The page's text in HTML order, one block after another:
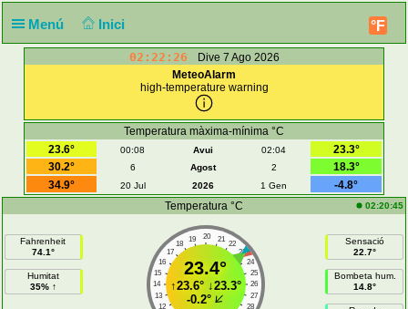
Menú Inici °F
02:22:27
Dive 7 Ago 2026
MeteoAlarm
high-temperature warning
Temperatura màxima-mínima °C
23.6°
00:08 Avui 02:04
23.3°
30.2°
6 Agost 2
18.3°
34.9°
20 Jul 2026 1 Gen
-4.8°
Temperatura °C
02:20:45
Fahrenheit
74.1°
Humitat
35% ↑
20
19 21
18
22
17
23
16
24
15
25
14
26
13
27
12
28
23.4°
↑23.6°↓23.3°
-0.2°
Sensació
22.7°
Bombeta hum.
14.8°